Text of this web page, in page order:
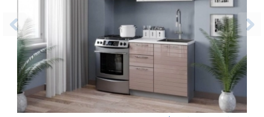
Добавить в избранное